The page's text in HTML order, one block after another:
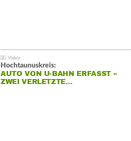
Hochtaunuskreis:
AUTO VON U-BAHN ERFASST –
ZWEI VERLETZTE…